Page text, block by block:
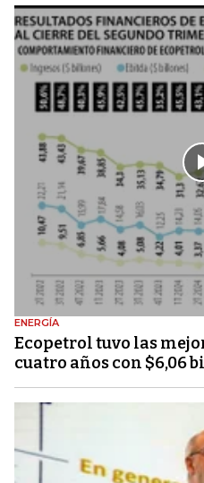
ENERGÍA
Ecopetrol tuvo las
cuatro años con $6,06